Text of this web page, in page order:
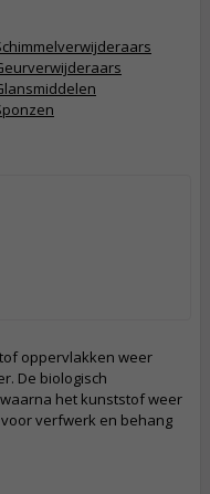
oppervlakken weer
De biologisch
het kunststof weer
verfwerk en behang